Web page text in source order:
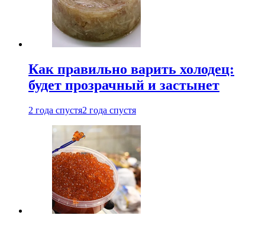
Как правильно варить холодец:
будет прозрачный и застынет
2 года спустя2 года спустя